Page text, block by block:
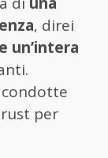
, direi
un’intera
condotte
per